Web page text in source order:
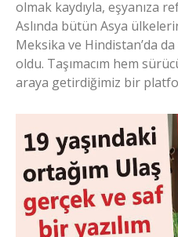
olmak kaydıyla, eşyanıza
Aslında bütün Asya
Meksika ve Hindistan’da
oldu. Taşımacım hem
araya getirdiğimiz bir